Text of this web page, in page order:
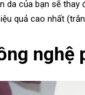
da của bạn sẽ
quả cao nhất
nghệ